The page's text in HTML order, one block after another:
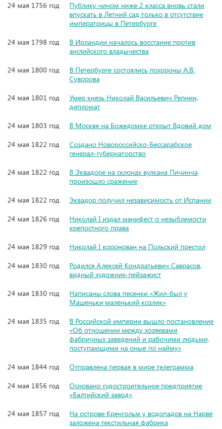
24 мая 1756 год
Публику чином ниже 2 класса вновь стали
впускать в Летний сад только в отсутствие
императрицы в Петербурге
24 мая 1798 год
В Ирландии началось восстание против
английского владычества
24 мая 1800 год
В Петербурге состоялись похороны А.В.
Суворова
24 мая 1801 год
Умер князь Николай Васильевич Репнин,
дипломат
24 мая 1803 год
В Москве на Божедомке открыт Вдовий дом
24 мая 1822 год
Создано Новороссийско-Бессарабское
генерал-губернаторство
24 мая 1822 год
В Эквадоре на склонах вулкана Пичинча
произошло сражение
24 мая 1822 год
Эквадор получил независимость от Испании
24 мая 1826 год
Николай I издал манифест о незыблемости
крепостного права
24 мая 1829 год
Николай I коронован на Польский престол
24 мая 1830 год
Родился Алексей Кондратьевич Саврасов,
видный художник-пейзажист
24 мая 1830 год
Написаны слова песенки «Жил-был у
Машеньки маленький козлик»
24 мая 1835 год
В Российской империи вышло постановление
«Об отношении между хозяевами
фабричных заведений и рабочими людьми,
поступающими на оные по найму»
24 мая 1844 год
Отправлена первая в мире телеграмма
24 мая 1856 год
Основано судостроительное предприятие
«Балтийский завод»
24 мая 1857 год
На острове Кренгольм у водопадов на Нарве
заложена текстильная фабрика